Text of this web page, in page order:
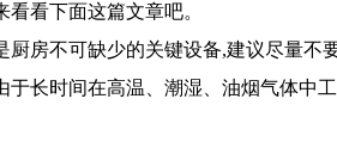
看看下面这篇文章吧。
不可缺少的关键设备,建议尽量不
长时间在高温、潮湿、油烟气体中